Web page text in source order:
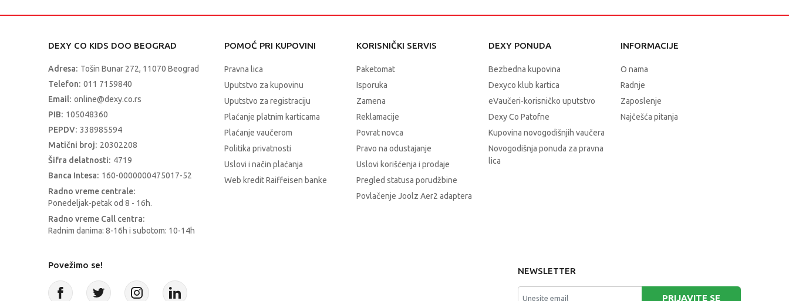
DEXY CO KIDS DOO BEOGRAD
Adresa: Tošin Bunar 272, 11070 Beograd
Telefon: 011 7159840
Email: online@dexy.co.rs
PIB: 105048360
PEPDV: 338985594
Matični broj: 20302208
Šifra delatnosti: 4719
Banca Intesa: 160-0000000475017-52
Radno vreme centrale:
Ponedeljak-petak od 8 - 16h.
Radno vreme Call centra:
Radnim danima: 8-16h i subotom: 10-14h
POMOĆ PRI KUPOVINI
Pravna lica
Uputstvo za kupovinu
Uputstvo za registraciju
Plaćanje platnim karticama
Plaćanje vaučerom
Politika privatnosti
Uslovi i način plaćanja
Web kredit Raiffeisen banke
KORISNIČKI SERVIS
Paketomat
Isporuka
Zamena
Reklamacije
Povrat novca
Pravo na odustajanje
Uslovi korišćenja i prodaje
Pregled statusa porudžbine
Povlačenje Joolz Aer2 adaptera
DEXY PONUDA
Bezbedna kupovina
Dexyco klub kartica
eVaučeri-korisničko uputstvo
Dexy Co Patofne
Kupovina novogodišnjih vaučera
Novogodišnja ponuda za pravna
lica
INFORMACIJE
O nama
Radnje
Zaposlenje
Najčešća pitanja
Povežimo se!
NEWSLETTER
PRIJAVITE SE